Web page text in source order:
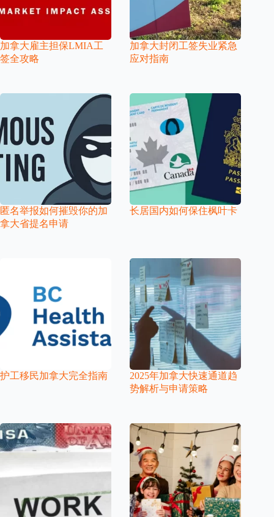
加拿大雇主担保LMIA工
签全攻略
加拿大封闭工签失业紧急
应对指南
匿名举报如何摧毁你的加
拿大省提名申请
长居国内如何保住枫叶卡
护工移民加拿大完全指南
2025年加拿大快速通道趋
势解析与申请策略